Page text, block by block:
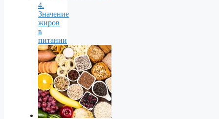
4.
Значение
жиров
в
питании